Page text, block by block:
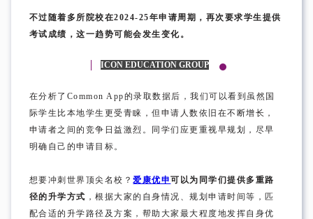
不过随着多所院校在2024-25年申请周期，再次要求学生提供
考试成绩，这一趋势可能会发生变化。
ICON EDUCATION GROUP
在分析了Common App的录取数据后，我们可以看到虽然国
际学生比本地学生更受青睐，但申请人数依旧在不断增长，
申请者之间的竞争日益激烈。同学们应更重视早规划，尽早
明确自己的申请目标。
想要冲刺世界顶尖名校？爱康优申可以为同学们提供多重路
径的升学方式 ，根据大家的自身情况、规划申请时间等，匹
配合适的升学路径及方案，帮助大家最大程度地发挥自身优